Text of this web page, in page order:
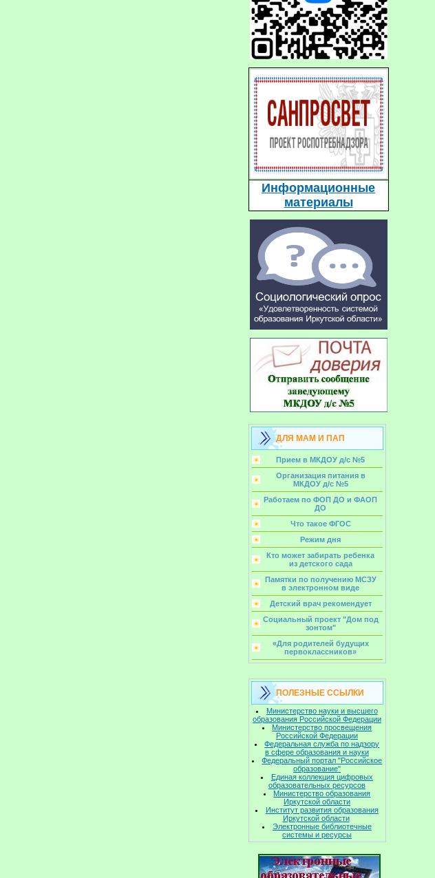
Информационные
материалы
ДЛЯ МАМ И ПАП
Прием в МКДОУ д/с №5
Организация питания в
МКДОУ д/с №5
Работаем по ФОП ДО и ФАОП
ДО
Что такое ФГОС
Режим дня
Кто может забирать ребенка
из детского сада
Памятки по получению МСЗУ
в электронном виде
Детский врач рекомендует
Социальный проект "Дом под
зонтом"
«Для родителей будущих
первоклассников»
ПОЛЕЗНЫЕ ССЫЛКИ
Министерство науки и высшего
образования Российской Федерации
Министерство просвещения
Российской Федерации
Федеральная служба по надзору
в сфере образования и науки
Федеральный портал "Российское
образование"
Единая коллекция цифровых
образовательных ресурсов
Министерство образования
Иркутской области
Институт развития образования
Иркутской области
Электронные библиотечные
системы и ресурсы